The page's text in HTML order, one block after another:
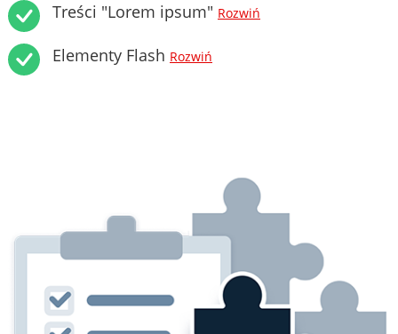
Treści "Lorem ipsum" Rozwiń
Elementy Flash Rozwiń